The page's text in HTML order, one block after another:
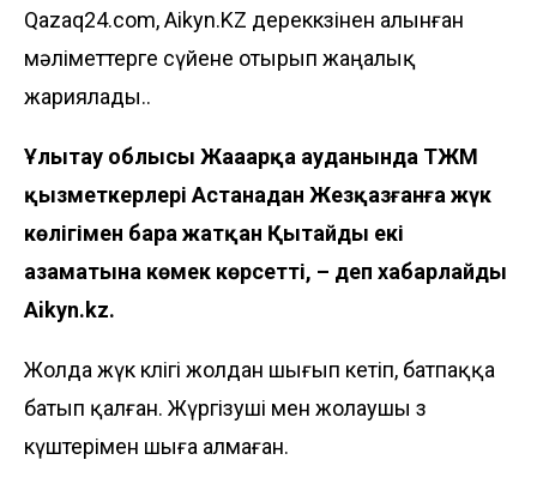
Qazaq24.com, Aikyn.KZ дереккөзінен алынған
мәліметтерге сүйене отырып жаңалық
жариялады..
Ұлытау облысы Жаңаарқа ауданында ТЖМ
қызметкерлері Астанадан Жезқазғанға жүк
көлігімен бара жатқан Қытайдың екі
азаматына көмек көрсетті, – деп хабарлайды
Aikyn.kz.
Жолда жүк көлігі жолдан шығып кетіп, батпаққа
батып қалған. Жүргізуші мен жолаушы өз
күштерімен шыға алмаған.